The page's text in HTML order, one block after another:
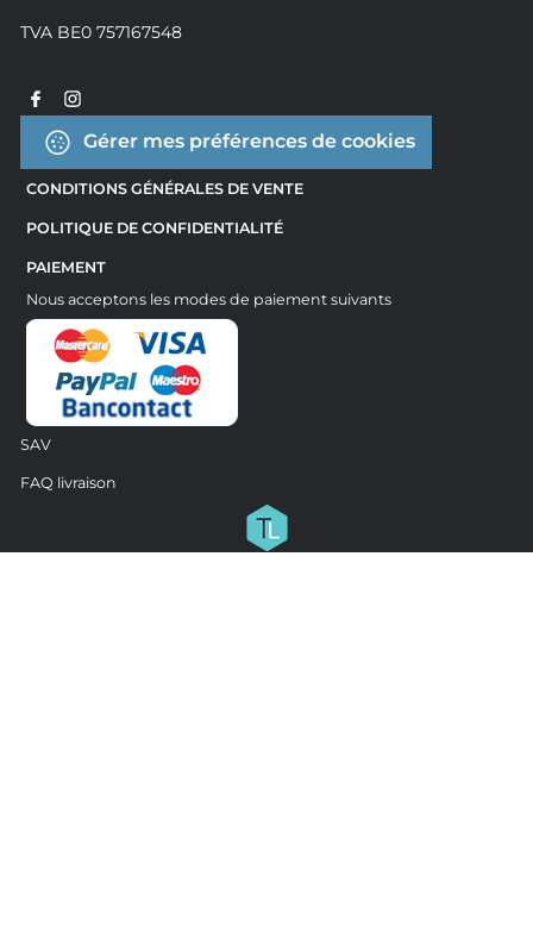
TVA BE0 757167548
Gérer mes préférences de cookies
CONDITIONS GÉNÉRALES DE VENTE
POLITIQUE DE CONFIDENTIALITÉ
PAIEMENT
Nous acceptons les modes de paiement suivants
SAV
FAQ livraison